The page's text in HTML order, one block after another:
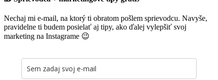
Nechaj mi e-mail, na ktorý ti obratom pošlem sprievodcu. Navyše,
pravidelne ti budem posielať aj tipy, ako ďalej vylepšiť svoj
marketing na Instagrame 😉